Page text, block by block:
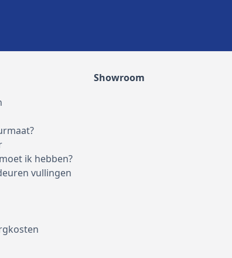
ik hebben?
vullingen
Showroom